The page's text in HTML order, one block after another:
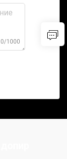
0/1000